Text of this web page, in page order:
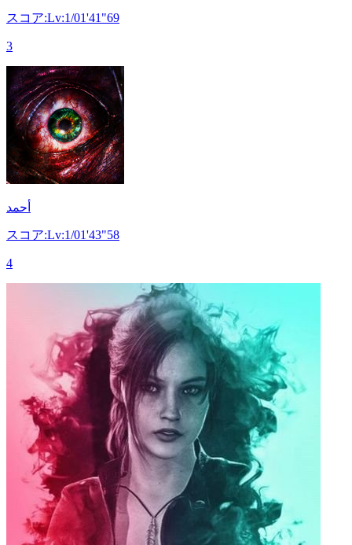
スコア:Lv:1/01'41"69
3
أحمد
スコア:Lv:1/01'43"58
4